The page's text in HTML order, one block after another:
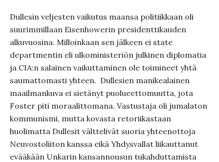
Dullesin veljesten vaikutus maansa politiikkaan oli
suurimmillaan Eisenhowerin presidenttikauden
alkuvuosina. Milloinkaan sen jälkeen ei state
departmentin eli ulkoministeriön julkinen diplomatia
ja CIA:n salainen vaikuttaminen ole toimineet yhtä
saumattomasti yhteen. Dullesien manikealainen
maailmankuva ei sietänyt puolueettomuutta, jota
Foster piti moraalittomana. Vastustaja oli jumalaton
kommunismi, mutta kovasta retoriikastaan
huolimatta Dullesit välttelivät suoria yhteenottoja
Neuvostoliiton kanssa eikä Yhdysvallat liikauttanut
evääkään Unkarin kansannousun tukahduttamista